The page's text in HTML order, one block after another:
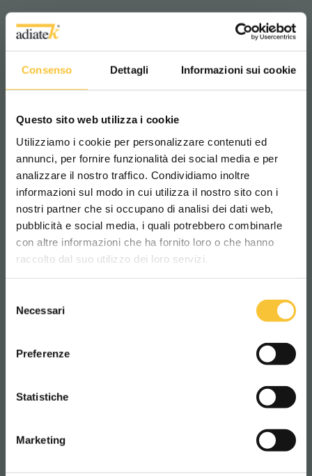
Consenso Dettagli Informazioni sui cookie
Questo sito web utilizza i cookie
Utilizziamo i cookie per personalizzare contenuti ed
annunci, per fornire funzionalità dei social media e per
analizzare il nostro traffico. Condividiamo inoltre
informazioni sul modo in cui utilizza il nostro sito con i
nostri partner che si occupano di analisi dei dati web,
pubblicità e social media, i quali potrebbero combinarle
con altre informazioni che ha fornito loro o che hanno
raccolto dal suo utilizzo dei loro servizi.
delNecessari
Preferenze
Statistiche
Marketing
Adiatek gives the possibility to equip its
models with Lithium batteries, as their
Scegli il paese in cui ti trovi e la tua
lingua per una migliore esperienza di
navigazione